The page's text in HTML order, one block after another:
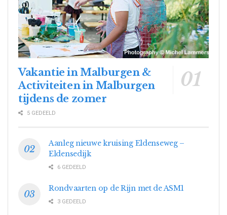
Vakantie in Malburgen &
Activiteiten in Malburgen
tijdens de zomer
5 GEDEELD
Aanleg nieuwe kruising Eldenseweg –
Eldensedijk
6 GEDEELD
Rondvaarten op de Rijn met de ASM1
3 GEDEELD